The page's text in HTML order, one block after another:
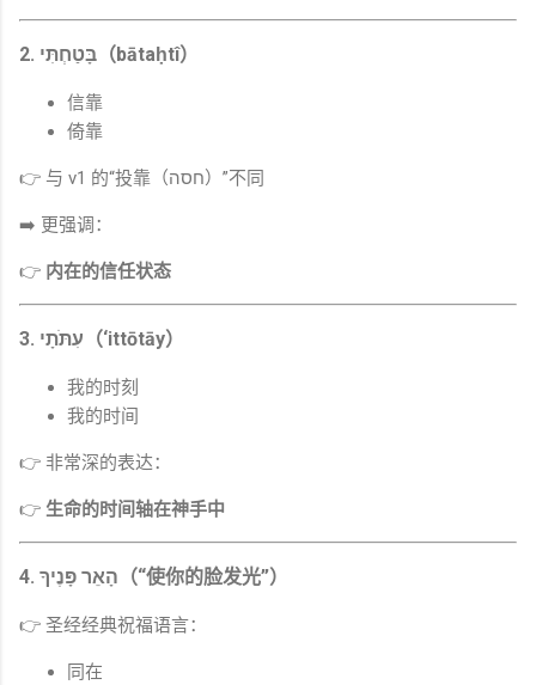
2. בָּטַחְתִּי（bātaḥtî）
信靠
倚靠
👉 与 v1 的“投靠（חסה）”不同
➡️ 更强调：
👉 内在的信任状态
3. עִתֹּתָי（‘ittōtāy）
我的时刻
我的时间
👉 非常深的表达：
👉 生命的时间轴在神手中
4. הָאֵר פָּנֶיךָ（“使你的脸发光”）
👉 圣经经典祝福语言：
同在